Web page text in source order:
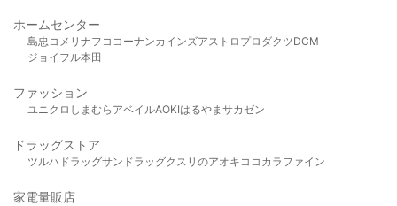
ホームセンター
島忠 コメリ ナフコ コーナンカインズアストロプロダクツDCM
ジョイフル本田
ファッション
ユニクロ しまむら アベイルAOKIはるやま サカゼン
ドラッグストア
ツルハドラッグサンドラッグクスリのアオキ ココカラファイン
家電量販店